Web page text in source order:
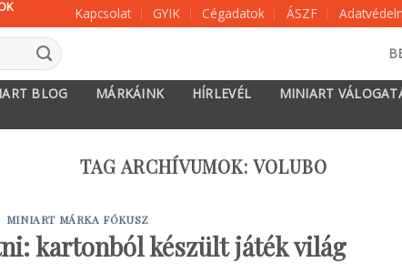
Kapcsolat GYIK Cégadatok ÁSZF
BLOG MÁRKÁINK HÍRLEVÉL MINIART
TAG ARCHÍVUMOK:VOLUBO
MINIART MÁRKA FÓKUSZ
kartonból készült játék világ